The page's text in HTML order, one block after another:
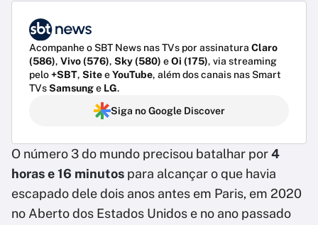
Acompanhe o SBT News nas TVs por assinatura Claro
(586), Vivo (576), Sky (580) eOi (175), via streaming
pelo+SBT, SiteeYouTube, além dos canais nas Smart
TVsSamsunge LG.
Siga no Google Discover
O número 3 do mundo precisou batalhar por4
horas e 16 minutos para alcançar o que havia
escapado dele dois anos antes em Paris, em 2020
no Aberto dos Estados Unidos e no ano passado